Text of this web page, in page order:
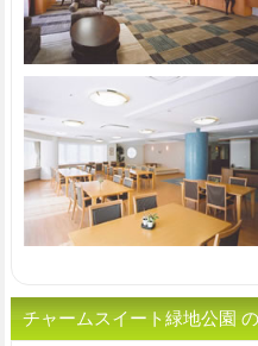
チャームスイート緑地公園